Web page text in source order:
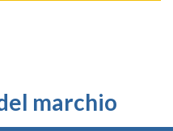
marchio